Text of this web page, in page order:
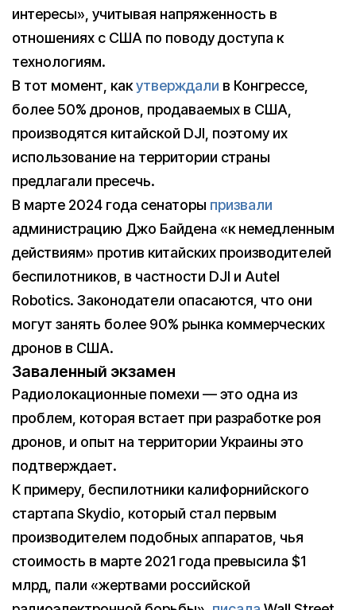
интересы», учитывая напряженность в
отношениях с США по поводу доступа к
технологиям.
В тот момент, какутверждали в Конгрессе,
более 50% дронов, продаваемых в США,
производятся китайской DJI, поэтому их
использование на территории страны
предлагали пресечь.
В марте 2024 года сенаторы призвали
администрацию Джо Байдена «к немедленным
действиям» против китайских производителей
беспилотников, в частности DJI и Autel
Robotics. Законодатели опасаются, что они
могут занять более 90% рынка коммерческих
дронов в США.
Заваленный экзамен
Радиолокационные помехи — это одна из
проблем, которая встает при разработке роя
дронов, и опыт на территории Украины это
подтверждает.
К примеру, беспилотники калифорнийского
стартапа Skydio, который стал первым
производителем подобных аппаратов, чья
стоимость в марте 2021 года превысила $1
млрд, пали «жертвами российской